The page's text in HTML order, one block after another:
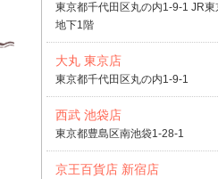
東京都千代田区丸の内1-9-1 JR東
地下1階
大丸 東京店
東京都千代田区丸の内1-9-1
西武 池袋店
東京都豊島区南池袋1-28-1
京王百貨店 新宿店